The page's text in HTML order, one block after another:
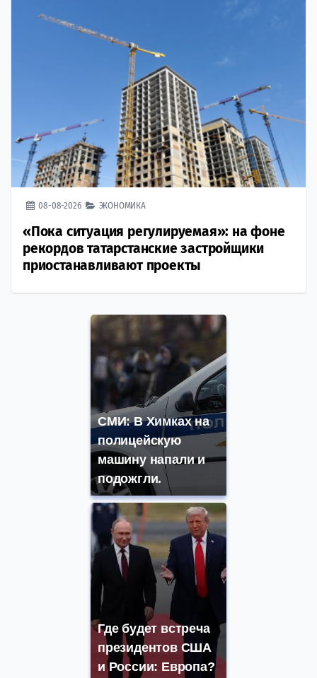
08-08-2026 ЭКОНОМИКА
«Пока ситуация регулируемая»: на фоне
рекордов татарстанские застройщики
приостанавливают проекты
СМИ: В Химках на
полицейскую
машину напали и
подожгли.
Где будет встреча
президентов США
и России: Европа?